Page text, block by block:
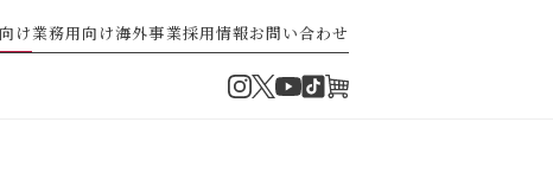
け業務用向け海外事業採用情報お問い合わせ
Instagram
Twitter
YouTube
TikTok